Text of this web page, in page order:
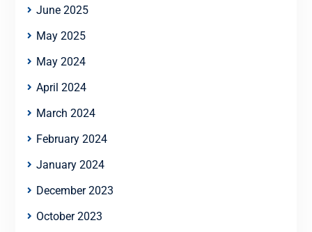
June 2025
May 2025
May 2024
April 2024
March 2024
February 2024
January 2024
December 2023
October 2023